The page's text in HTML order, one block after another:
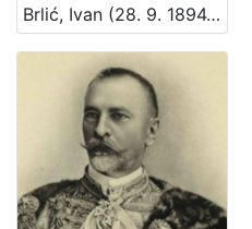
Brlić, Ivan (28. 9. 1894. – 26. 4. 1977.)